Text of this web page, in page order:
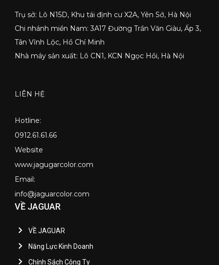
Trụ sở: Lô N15D, Khu tái định cư X2A, Yên Sở, Hà Nội
Chi nhánh miền Nam: 3A17 Đường Trần Văn Giàu, Ấp 3,
Tân Vĩnh Lộc, Hồ Chí Minh
Nhà máy sản xuất: Lô CN1, KCN Ngọc Hồi, Hà Nội
LIÊN HỆ
Hotline:
0912.61.61.66
Website
www.jagugarcolor.com
Email:
info@jaguarcolor.com
VỀ JAGUAR
VỀ JAGUAR
Năng Lực Kinh Doanh
Chính Sách Công Ty